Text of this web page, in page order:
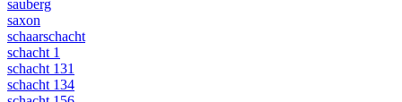
sauberg
saxon
schaarschacht
schacht 1
schacht 131
schacht 134